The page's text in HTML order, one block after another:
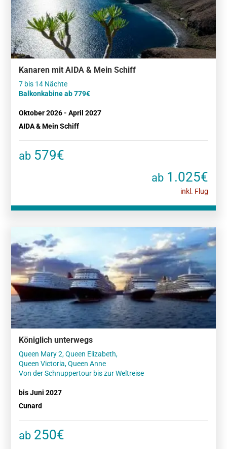
Kanaren mit AIDA & Mein Schiff
Balkonkabine ab 779€
Oktober 2026 - April 2027
AIDA & Mein Schiff
ab 579€
ab1.025€
inkl. Flug
Königlich unterwegs
Queen Mary 2, Queen Elizabeth,
Queen Victoria, Queen Anne
Von der Schnuppertour bis zur Weltreise
bis Juni 2027
Cunard
ab 250€